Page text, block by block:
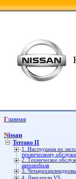
Главная
Nissan
Terrano II
1. Инструкция по
техническому
2. Техническое
автомобиля
3.
4. Двигатели VS